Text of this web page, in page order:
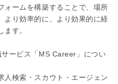
ォームを構築することで、場所
より効率的に、より効果的に経
す。
ービス「MS Career」につい
人検索・スカウト・エージェン